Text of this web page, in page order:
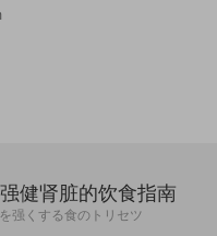
健肾脏的饮食指南
强くする食のトリセツ